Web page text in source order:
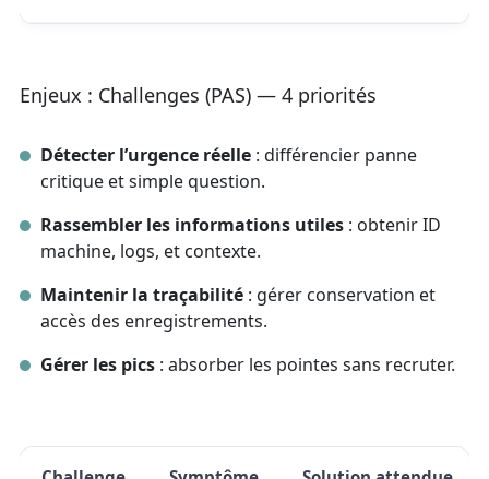
Enjeux : Challenges (PAS) — 4 priorités
Détecter l’urgence réelle : différencier panne
critique et simple question.
Rassembler les informations utiles : obtenir ID
machine, logs, et contexte.
Maintenir la traçabilité : gérer conservation et
accès des enregistrements.
Gérer les pics : absorber les pointes sans recruter.